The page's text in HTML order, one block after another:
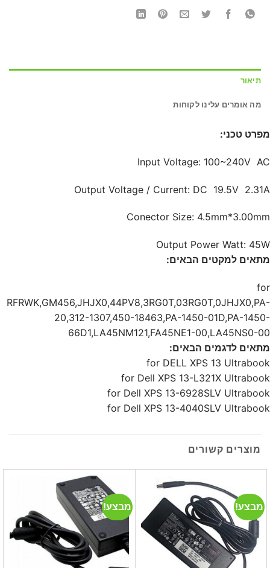
תיאור
מה אומרים עלינו לקוחות
מפרט טכני:
Input Voltage: 100~240V AC
Output Voltage / Current: DC 19.5V 2.31A
Conector Size: 4.5mm*3.00mm
Output Power Watt: 45W
מתאים למקטים הבאים:
for
RFRWK,GM456,JHJX0,44PV8,3RG0T,03RG0T,0JHJX0,PA-
20,312-1307,450-18463,PA-1450-01D,PA-1450-
66D1,LA45NM121,FA45NE1-00,LA45NS0-00
מתאים לדגמים הבאים:
for DELL XPS 13 Ultrabook
for Dell XPS 13-L321X Ultrabook
for Dell XPS 13-6928SLV Ultrabook
for Dell XPS 13-4040SLV Ultrabook
מוצרים קשורים
מבצע! מבצע!